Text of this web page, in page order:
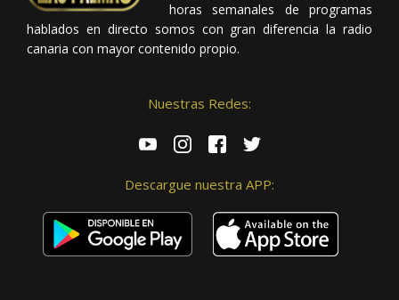
horas semanales de programas
hablados en directo somos con gran diferencia la radio
canaria con mayor contenido propio.
Nuestras Redes:
Descargue nuestra APP: